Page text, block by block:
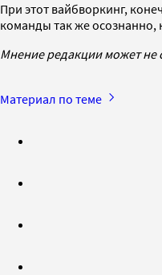
При этот вайбворкинг,
команды так же осознанно,
Мнение редакции может не
Материал по теме